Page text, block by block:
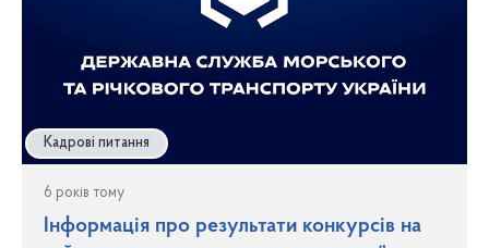
Кадрові питання
Інформація про результати конкурсів на
6 років тому